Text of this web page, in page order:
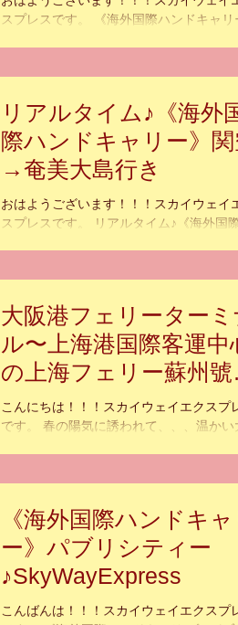
スプレスです。 《海外国際ハンドキャリ
んカフェ 『いま届けたい 心の込められ
なたの大切な物』。 海外国際ハンドキャ
リアルタイム♪《海外
際ハンドキャリー》関
→奄美大島行き
おはようございます！！！スカイウェイ
スプレスです。 リアルタイム♪《海外国際
物』。 海外国際ハンドキャリー
大阪港フェリーターミ
ル〜上海港国際客運中
の上海フェリー蘇州號
ンドキャリー③
こんにちは！！！スカイウェイエクスプ
です。 春の陽気に誘われて、、、温かい
市でございます。 2月もあと残すは3日
ません！！！ 今朝、Sky Way Express 本
た。...
《海外国際ハンドキャ
ー》パブリシティー
♪SkyWayExpress
こんばんは！！！スカイウェイエクスプ